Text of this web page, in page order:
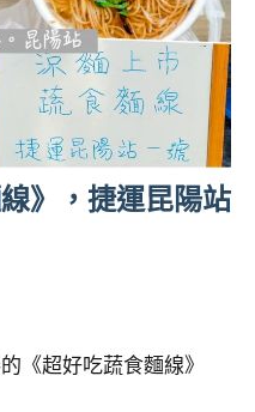
》，捷運昆陽站
《超好吃蔬食麵線》